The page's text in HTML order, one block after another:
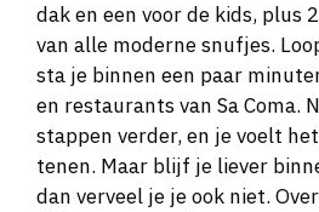
dak en een voor de kids, plus
van alle moderne snufjes.
sta je binnen een paar
en restaurants van Sa Coma.
stappen verder, en je voelt
tenen. Maar blijf je liever
dan verveel je je ook niet.